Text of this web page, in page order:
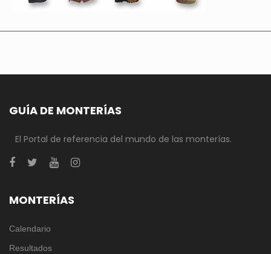
GUÍA DE MONTERÍAS
El Portal de referencia del mundo de las monterías.
MONTERÍAS
Calendario
Resultados